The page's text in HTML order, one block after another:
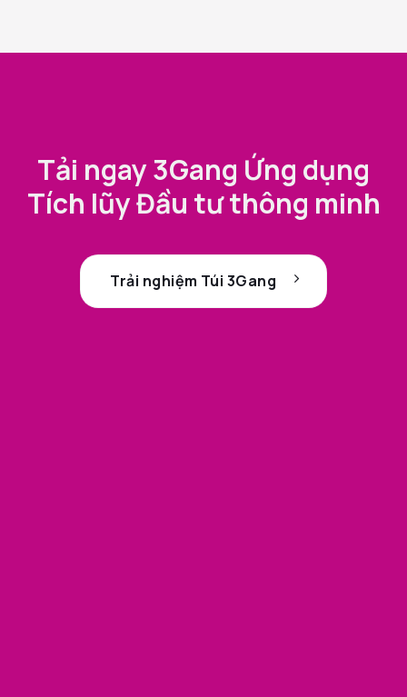
Tải ngay 3Gang Ứng dụng
Tích lũy Đầu tư thông minh
Trải nghiệm Túi 3Gang